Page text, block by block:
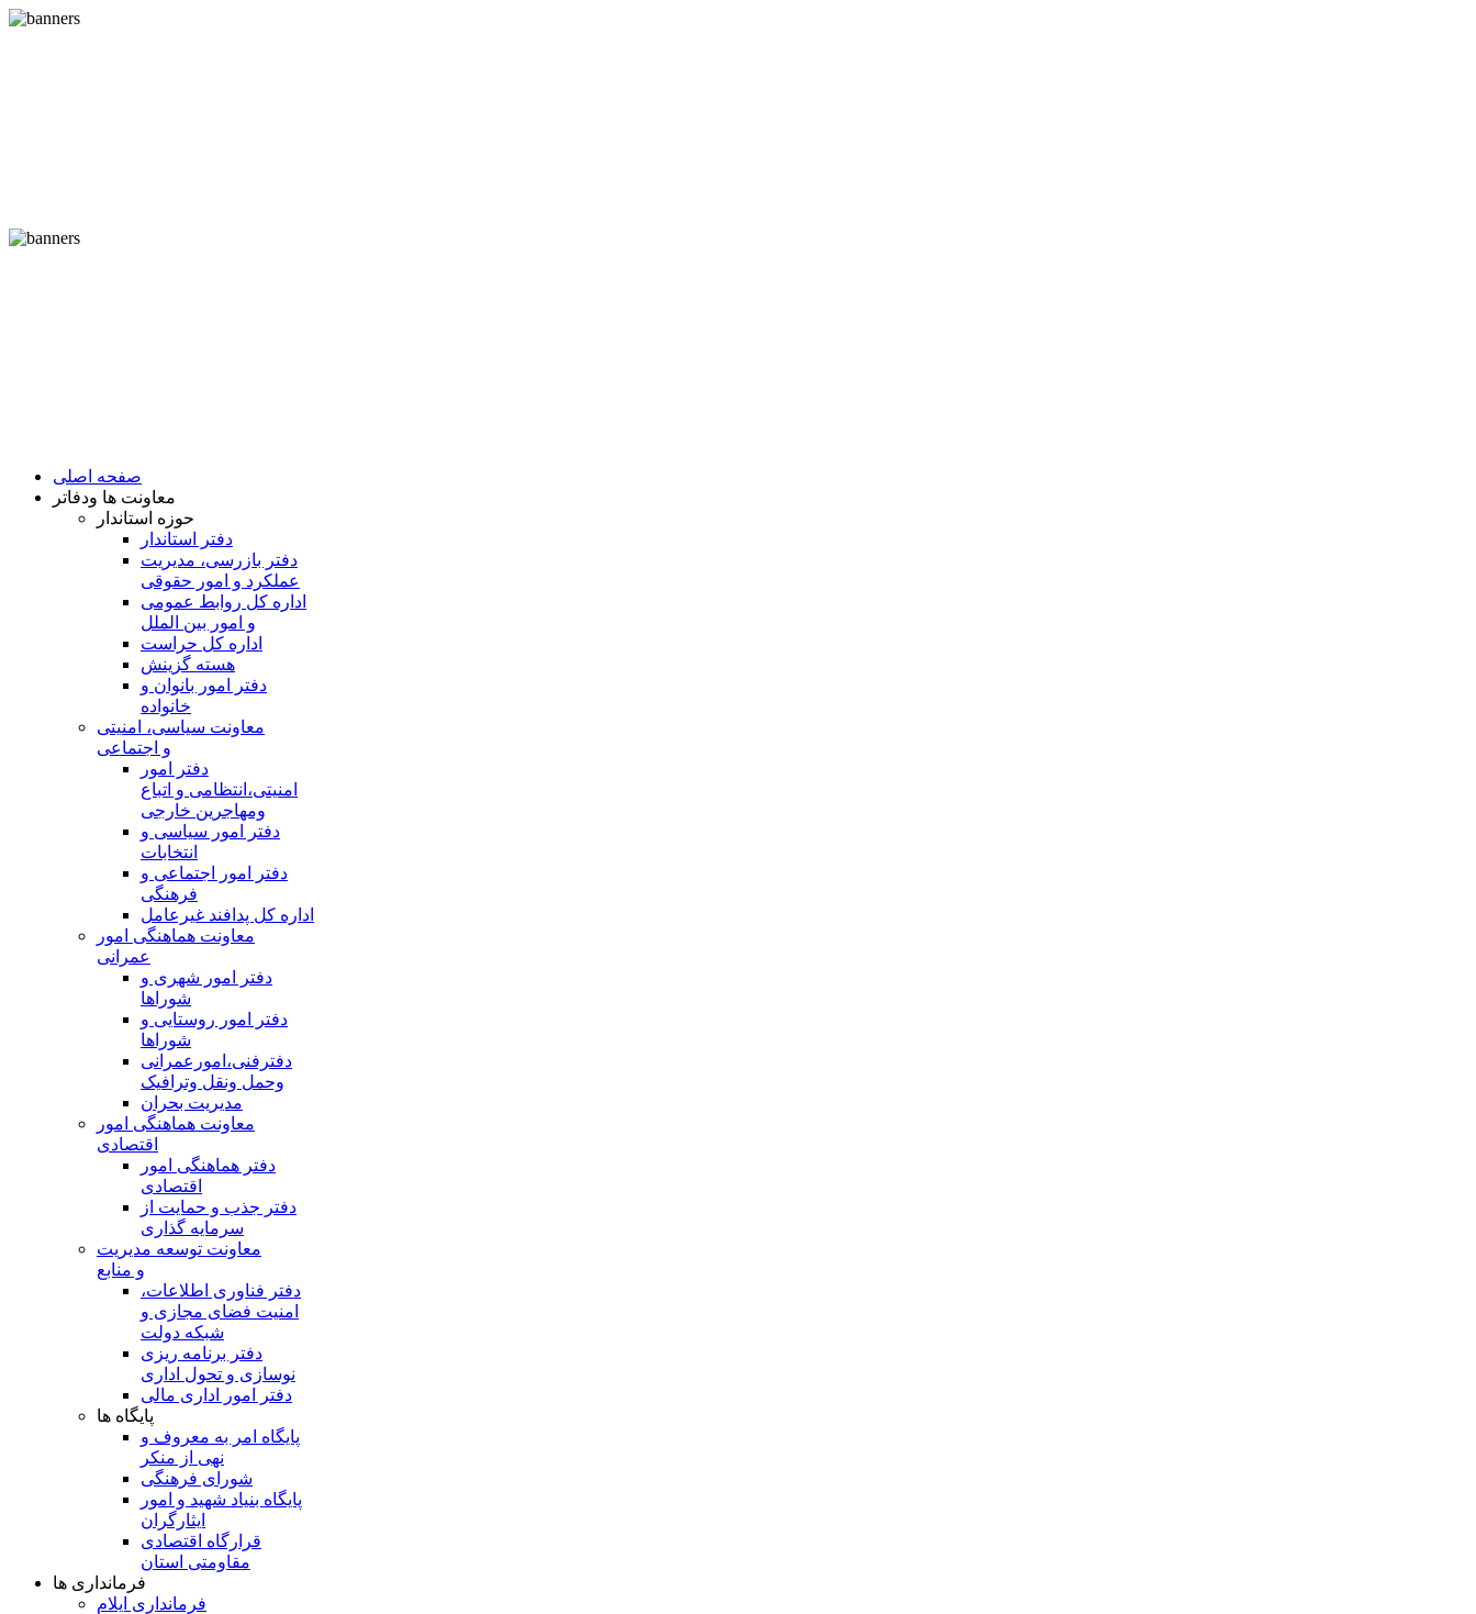
صفحه اصلی
معاونت ها ودفاتر
حوزه استاندار
دفتر استاندار
دفتر بازرسی، مدیریت
عملکرد و امور حقوقی
اداره کل روابط عمومی
و امور بین الملل
اداره کل حراست
هسته گزینش
دفتر امور بانوان و
خانواده
معاونت سیاسی، امنیتی
و اجتماعی
دفتر امور
امنيتی،انتظامی و اتباع
ومهاجرین خارجی
دفتر امور سیاسی و
انتخابات
دفتر امور اجتماعی و
فرهنگی
اداره کل پدافند غیرعامل
معاونت هماهنگی امور
عمرانی
دفتر امور شهری و
شوراها
دفتر امور روستایی و
شوراها
دفترفنی،امورعمرانی
وحمل ونقل وترافيک
مدیریت بحران
معاونت هماهنگی امور
اقتصادی
دفتر هماهنگی امور
اقتصادی
دفتر جذب و حمایت از
سرمایه گذاری
معاونت توسعه مدیریت
و منابع
دفتر فناوری اطلاعات،
امنیت فضای مجازی و
شبکه دولت
دفتر برنامه ریزی
نوسازی و تحول اداری
دفتر امور اداری مالی
پایگاه ها
پایگاه امر به معروف و
نهی از منکر
شورای فرهنگی
پایگاه بنیاد شهید و امور
ایثارگران
قرارگاه اقتصادی
مقاومتی استان
فرمانداری ها
فرمانداری ایلام